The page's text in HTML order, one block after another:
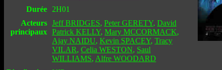
Durée
2H01
Acteurs
principaux
Jeff BRIDGES, Peter GERETY, David
Patrick KELLY, Mary MCCORMACK,
Ajay NAIDU, Kevin SPACEY, Tracy
VILAR, Celia WESTON, Saul
WILLIAMS, Alfre WOODARD